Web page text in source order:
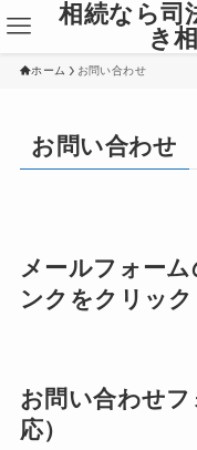
相続なら司
き
ホーム お問い合わせ
お問い合わせ
メールフォー
ンクをクリック
お問い合わせ
応）